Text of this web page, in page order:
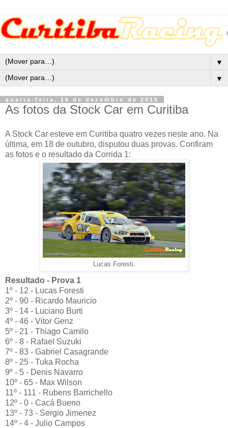
▼
▼
quarta-feira, 16 de dezembro de 2015
As fotos da Stock Car em Curitiba
A Stock Car esteve em Curitiba quatro vezes neste ano. Na
última, em 18 de outubro, disputou duas provas. Confiram
as fotos e o resultado da Corrida 1:
Lucas Foresti.
Resultado - Prova 1
1º - 12 - Lucas Foresti
2º - 90 - Ricardo Mauricio
3º - 14 - Luciano Burti
4º - 46 - Vitor Genz
5º - 21 - Thiago Camilo
6º - 8 - Rafael Suzuki
7º - 83 - Gabriel Casagrande
8º - 25 - Tuka Rocha
9º - 5 - Denis Navarro
10º - 65 - Max Wilson
11º - 111 - Rubens Barrichello
12º - 0 - Cacá Bueno
13º - 73 - Sergio Jimenez
14º - 4 - Julio Campos